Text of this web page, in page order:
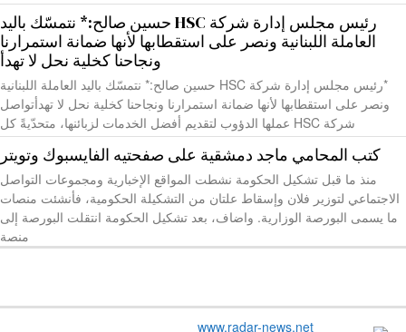
رئيس مجلس إدارة شركة HSC حسين صالح:* نتمسّك باليد
العاملة اللبنانية ونصر على استقطابها لأنها ضمانة استمرارنا
ونجاحنا كخلية نحل لا تهدأ
*رئيس مجلس إدارة شركة HSC حسين صالح:* نتمسّك باليد العاملة اللبنانية
ونصر على استقطابها لأنها ضمانة استمرارنا ونجاحنا كخلية نحل لا تهدأتواصل
شركة HSC عملها الدؤوب لتقديم أفضل الخدمات لزبائنها، متحدّيةً كل
كتب المحامي ماجد دمشقية على صفحتيه الفايسبوك وتويتر
منذ ما قبل تشكيل الحكومة نشطت المواقع الإخبارية ومجموعات التواصل
الاجتماعي لتوزير فلان وإسقاط علتان من التشكيلة الحكومية، فأنشئت منصات
ما يسمى البورصة الوزارية. واضاف، بعد تشكيل الحكومة انتقلت البورصة إلى
منصة